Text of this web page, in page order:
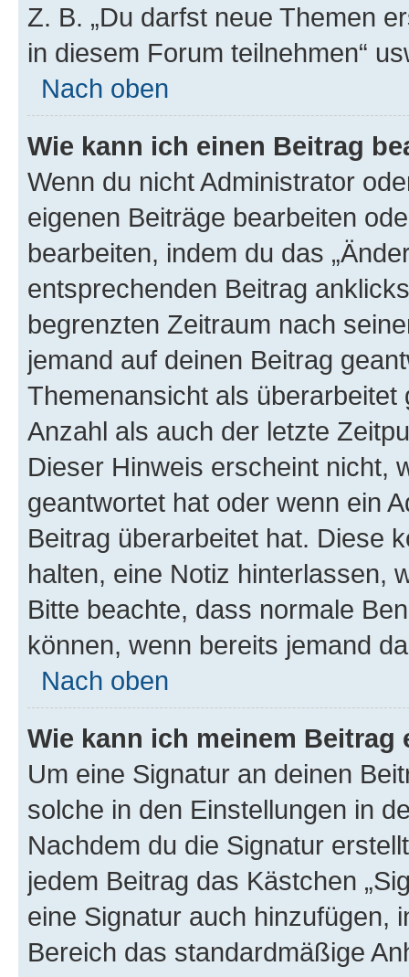
Z. B. „Du darfst neue Themen
in diesem Forum teilnehmen“
Nach oben
Wie kann ich einen Beitrag
Wenn du nicht Administrator
eigenen Beiträge bearbeiten
bearbeiten, indem du das
entsprechenden Beitrag
begrenzten Zeitraum nach
jemand auf deinen Beitrag
Themenansicht als
Anzahl als auch der letzte
Dieser Hinweis erscheint nicht,
geantwortet hat oder wenn ein
Beitrag überarbeitet hat. Diese
halten, eine Notiz hinterlassen,
Bitte beachte, dass normale
können, wenn bereits jemand
Nach oben
Wie kann ich meinem
Um eine Signatur an deinen
solche in den Einstellungen in
Nachdem du die Signatur
jedem Beitrag das Kästchen
eine Signatur auch hinzufügen,
Bereich das standardmäßige